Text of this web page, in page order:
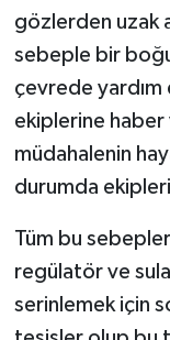
gözlerden uzak
sebeple bir
çevrede yardım
ekiplerine haber
müdahalenin
durumda
Tüm bu
regülatör ve
serinlemek için